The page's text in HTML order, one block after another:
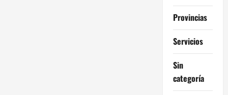
Provincias
Servicios
Sin
categoría